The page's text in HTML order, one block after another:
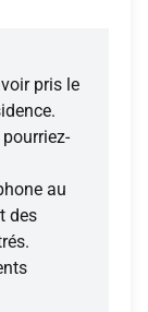
pris le
au
des